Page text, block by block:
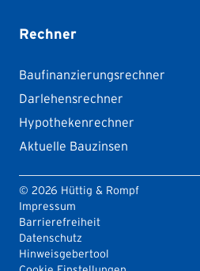
Rechner
Baufinanzierungsrechner
Darlehensrechner
Hypothekenrechner
Aktuelle Bauzinsen
© 2026 Hüttig & Rompf
Impressum
Barrierefreiheit
Datenschutz
Hinweisgebertool